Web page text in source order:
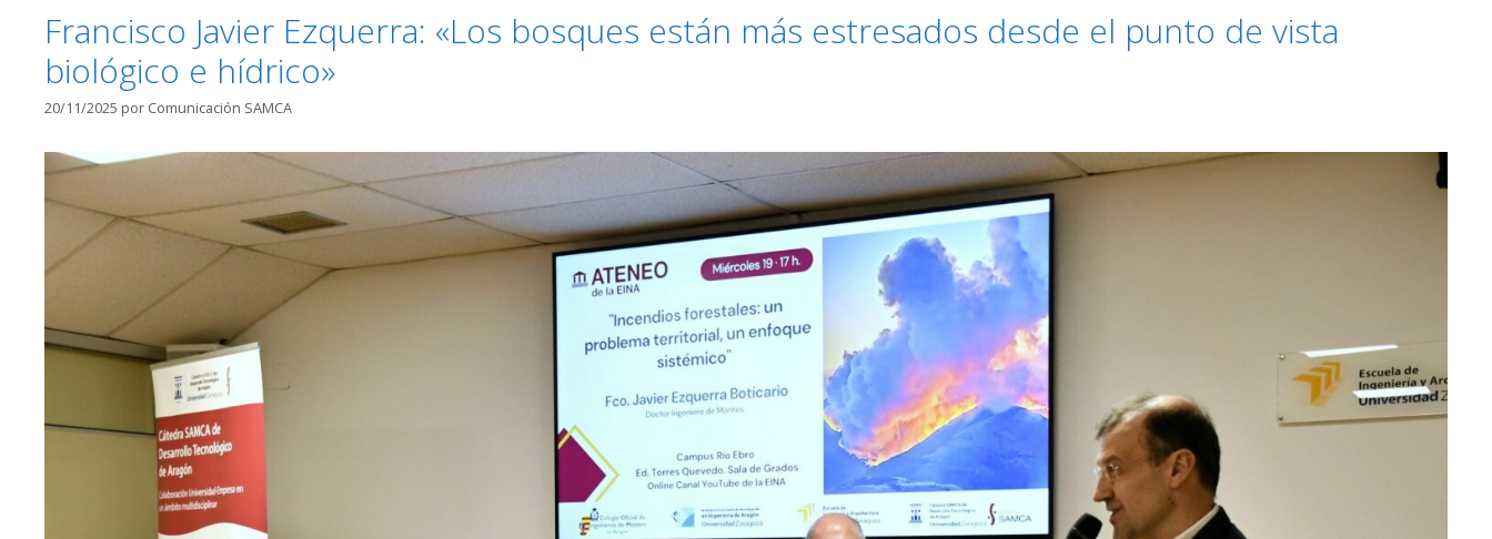
Francisco Javier Ezquerra: «Los bosques están más estresados desde el punto de vista
biológico e hídrico»
20/11/2025 por Comunicación SAMCA